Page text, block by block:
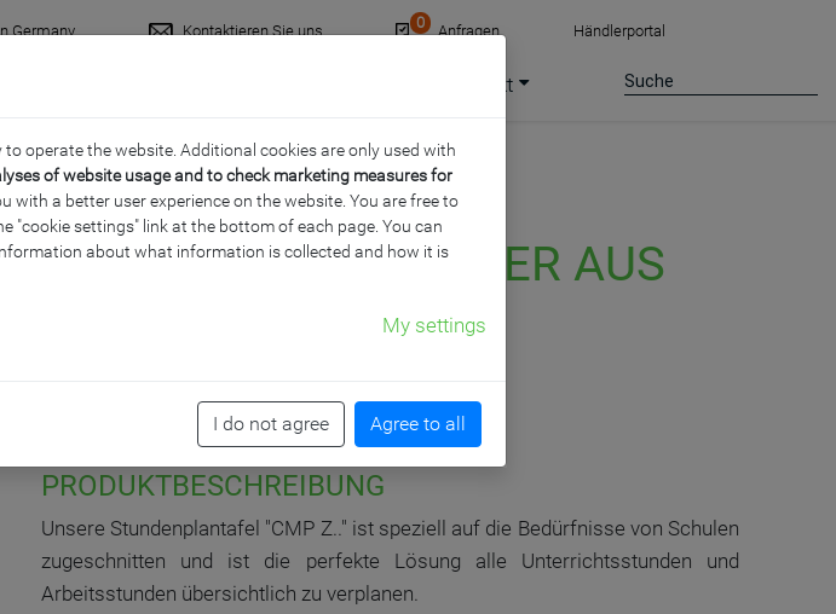
Germany Kontaktieren Sie uns 0 Anfragen Händlerportal
Kontakt
UND STUNDENRASTER AUS
GRÜN
PRODUKTBESCHREIBUNG
Unsere Stundenplantafel "CMP Z.." ist speziell auf die Bedürfnisse von Schulen
zugeschnitten und ist die perfekte Lösung alle Unterrichtsstunden und
Arbeitsstunden übersichtlich zu verplanen.
operate the website. Additional cookies are only used with
of website usage and to check marketing measures for
with a better user experience on the website. You are free to
"cookie settings" link at the bottom of each page. You can
about what information is collected and how it is
My settings
I do not agree Agree to all